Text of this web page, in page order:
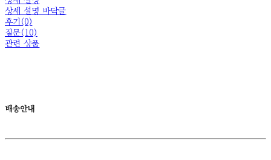
상세 설명 바닥글
후기(0)
질문(10)
관련 상품
배송안내